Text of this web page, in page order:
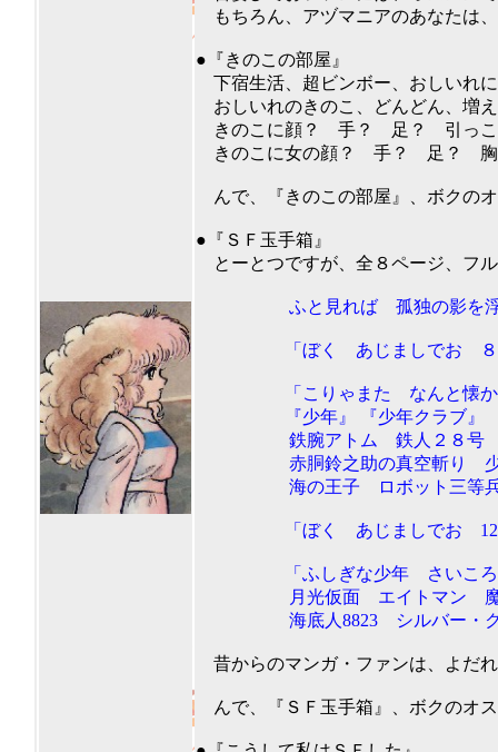
もちろん、アヅマニアのあなたは
●『きのこの部屋』
下宿生活、超ビンボー、おしいれ
おしいれのきのこ、どんどん、増
きのこに顔？ 手？ 足？ 引っこ
きのこに女の顔？ 手？ 足？
んで、『きのこの部屋』、ボクの
●『ＳＦ玉手箱』
とーとつですが、全８ページ、フ
ふと見れば 孤独の影を浮か
「ぼく あじましでお ８
「こりゃまた なんと懐かし
『少年』 『少年クラブ』 『少
鉄腕アトム 鉄人２８号
赤胴鈴之助の真空斬り 少年ジ
海の王子 ロボット三等兵
「ぼく あじましでお 12
「ふしぎな少年 さいころコ
月光仮面 エイトマン 魔神
海底人8823 シルバー・ク
昔からのマンガ・ファンは、よだ
んで、『ＳＦ玉手箱』、ボクのオ